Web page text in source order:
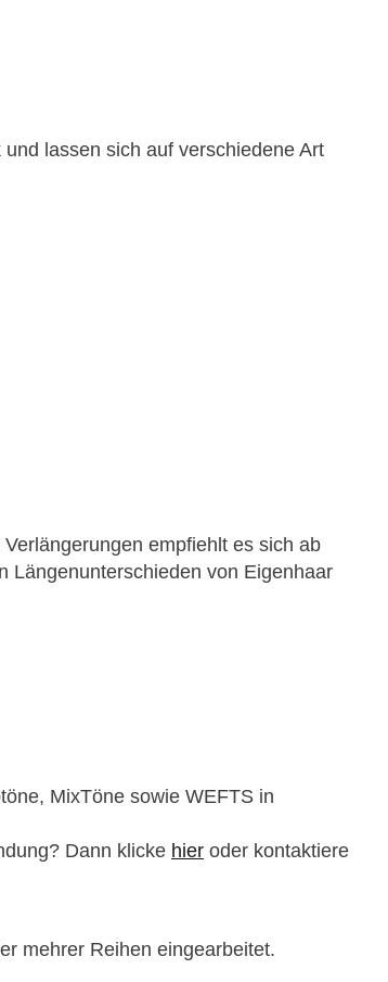
lassen sich auf verschiedene Art
empfiehlt es sich ab
Längenunterschieden von Eigenhaar
MixTöne sowie WEFTS in
Dann klicke hier oder kontaktiere
mehrer Reihen eingearbeitet.